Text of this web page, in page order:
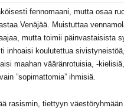
fennomaani, mutta osaa
Venäjää. Muistuttaa
mutta toimii päinvastaisista
inhoaisi koulutettua
maahan vääränrotuisia, -
”sopimattomia” ihmisiä.
rasismin, tiettyyn